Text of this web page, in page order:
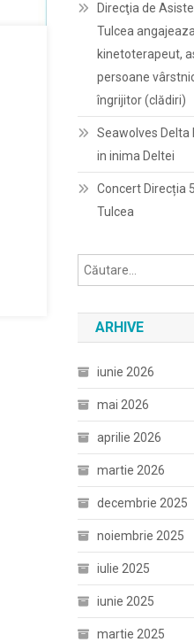
Direcţia de
Tulcea
kinetoterapeut,
persoane
îngrijitor (clădiri)
Seawolves Delta
in inima Deltei
Concert Direcția
Tulcea
ARHIVE
iunie 2026
mai 2026
aprilie 2026
martie 2026
decembrie 2025
noiembrie 2025
iulie 2025
iunie 2025
martie 2025